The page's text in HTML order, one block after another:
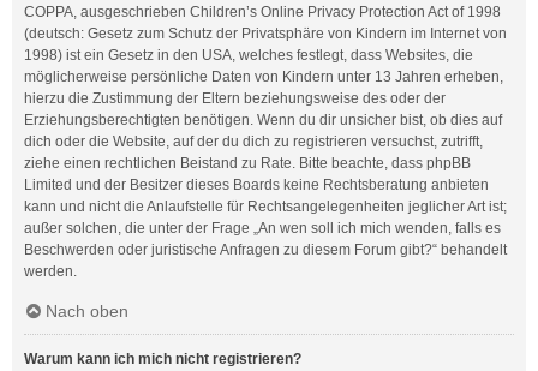
COPPA, ausgeschrieben Children’s Online Privacy Protection Act of 1998
(deutsch: Gesetz zum Schutz der Privatsphäre von Kindern im Internet von
1998) ist ein Gesetz in den USA, welches festlegt, dass Websites, die
möglicherweise persönliche Daten von Kindern unter 13 Jahren erheben,
hierzu die Zustimmung der Eltern beziehungsweise des oder der
Erziehungsberechtigten benötigen. Wenn du dir unsicher bist, ob dies auf
dich oder die Website, auf der du dich zu registrieren versuchst, zutrifft,
ziehe einen rechtlichen Beistand zu Rate. Bitte beachte, dass phpBB
Limited und der Besitzer dieses Boards keine Rechtsberatung anbieten
kann und nicht die Anlaufstelle für Rechtsangelegenheiten jeglicher Art ist;
außer solchen, die unter der Frage „An wen soll ich mich wenden, falls es
Beschwerden oder juristische Anfragen zu diesem Forum gibt?“ behandelt
werden.
Nach oben
Warum kann ich mich nicht registrieren?